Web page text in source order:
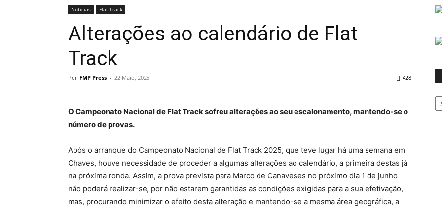
Noticias Flat Track
Alterações ao calendário de Flat
Track
Por FMP Press - 22 Maio, 2025 428
O Campeonato Nacional de Flat Track sofreu alterações ao seu escalonamento, mantendo-se o
número de provas.
Após o arranque do Campeonato Nacional de Flat Track 2025, que teve lugar há uma semana em
Chaves, houve necessidade de proceder a algumas alterações ao calendário, a primeira destas já
na próxima ronda. Assim, a prova prevista para Marco de Canaveses no próximo dia 1 de junho
não poderá realizar-se, por não estarem garantidas as condições exigidas para a sua efetivação,
mas, procurando minimizar o efeito desta alteração e mantendo-se a mesma área geográfica, a